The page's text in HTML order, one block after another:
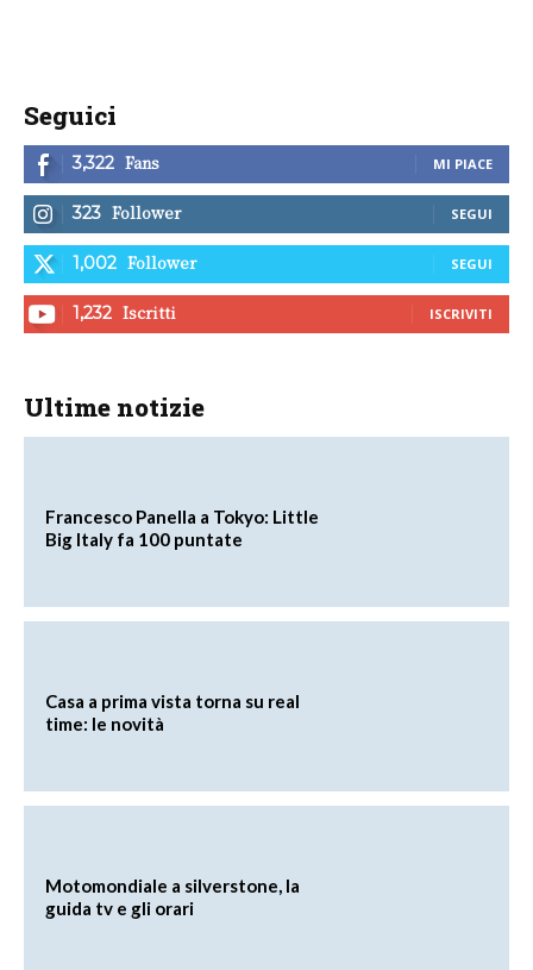
Seguici
3,322 Fans MI PIACE
323 Follower SEGUI
1,002 Follower SEGUI
1,232 Iscritti ISCRIVITI
Ultime notizie
Francesco Panella a Tokyo: Little
Big Italy fa 100 puntate
Casa a prima vista torna su real
time: le novità
Motomondiale a silverstone, la
guida tv e gli orari